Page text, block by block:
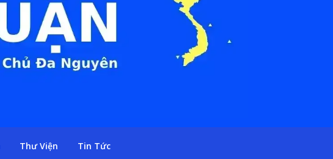
Thư Viện Tin Tức